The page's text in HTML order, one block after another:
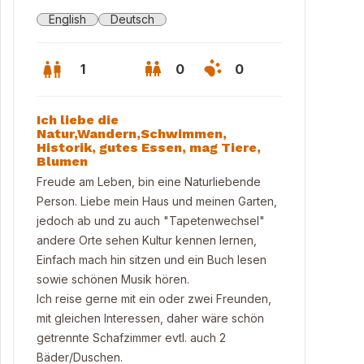
English Deutsch
1 0 0
Ich liebe die
Natur,Wandern,Schwimmen,
Historik, gutes Essen, mag Tiere,
Blumen
Freude am Leben, bin eine Naturliebende
Person. Liebe mein Haus und meinen Garten,
jedoch ab und zu auch "Tapetenwechsel"
andere Orte sehen Kultur kennen lernen,
Einfach mach hin sitzen und ein Buch lesen
sowie schönen Musik hören.
Ich reise gerne mit ein oder zwei Freunden,
mit gleichen Interessen, daher wäre schön
getrennte Schafzimmer evtl. auch 2
Bäder/Duschen.